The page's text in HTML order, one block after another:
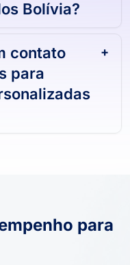
Bolívia?
contato
para
para